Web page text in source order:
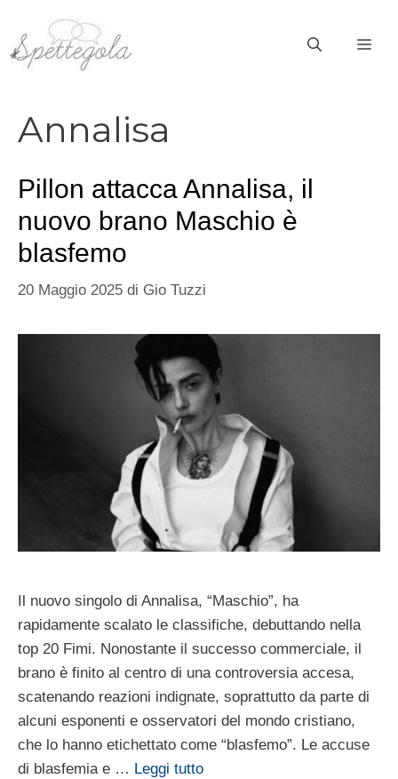
contenuto
Annalisa
Pillon attacca Annalisa, il
nuovo brano Maschio è
blasfemo
20 Maggio 2025 di Gio Tuzzi
Il nuovo singolo di Annalisa, “Maschio”, ha
rapidamente scalato le classifiche, debuttando nella
top 20 Fimi. Nonostante il successo commerciale, il
brano è finito al centro di una controversia accesa,
scatenando reazioni indignate, soprattutto da parte di
alcuni esponenti e osservatori del mondo cristiano,
che lo hanno etichettato come “blasfemo”. Le accuse
di blasfemia e … Leggi tutto